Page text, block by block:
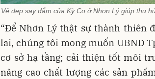
Vẻ đẹp say đắm của Kỳ Co ở Nhơn Lý giúp thu
“Để Nhơn Lý thật sự thành thiên
lai, chúng tôi mong muốn UBND
cơ sở hạ tầng; cải thiện tốt môi
nâng cao chất lượng các sản